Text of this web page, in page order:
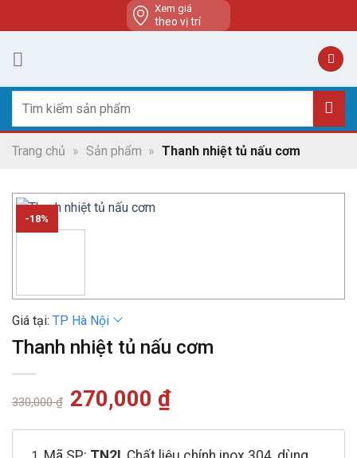
to
content
Xem giá
theo vị trí
kiếm:
Trang chủ » Sản phẩm » Thanh nhiệt tủ nấu cơm
-18%
Giá tại: TP Hà Nội
Thanh nhiệt tủ nấu cơm
330,000₫ Giá
gốc
270,000 ₫Giá
270,000 ₫.